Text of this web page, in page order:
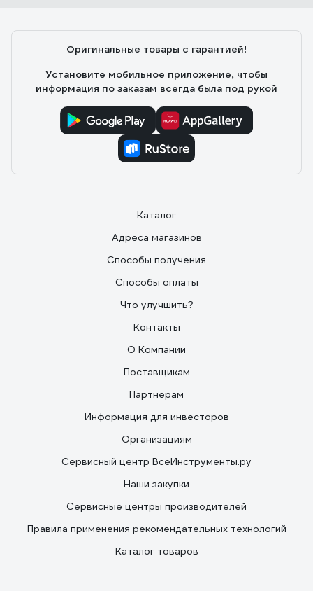
Оригинальные товары с гарантией!
Установите мобильное приложение, чтобы
информация по заказам всегда была под рукой
Каталог
Адреса магазинов
Способы получения
Способы оплаты
Что улучшить?
Контакты
О Компании
Поставщикам
Партнерам
Информация для инвесторов
Организациям
Сервисный центр ВсеИнструменты.ру
Наши закупки
Сервисные центры производителей
Правила применения рекомендательных технологий
Каталог товаров